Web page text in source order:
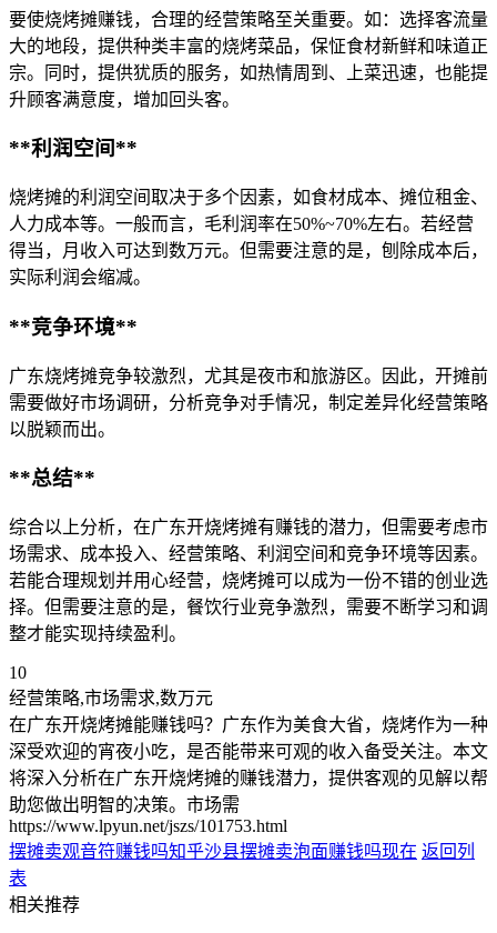
要使烧烤摊赚钱，合理的经营策略至关重要。如：选择客流量
大的地段，提供种类丰富的烧烤菜品，保怔食材新鲜和味道正
宗。同时，提供犹质的服务，如热情周到、上菜迅速，也能提
升顾客满意度，增加回头客。
**利润空间**
烧烤摊的利润空间取决于多个因素，如食材成本、摊位租金、
人力成本等。一般而言，毛利润率在50%~70%左右。若经营
得当，月收入可达到数万元。但需要注意的是，刨除成本后，
实际利润会缩减。
**竞争环境**
广东烧烤摊竞争较激烈，尤其是夜市和旅游区。因此，开摊前
需要做好市场调研，分析竞争对手情况，制定差异化经营策略
以脱颖而出。
**总结**
综合以上分析，在广东开烧烤摊有赚钱的潜力，但需要考虑市
场需求、成本投入、经营策略、利润空间和竞争环境等因素。
若能合理规划并用心经营，烧烤摊可以成为一份不错的创业选
择。但需要注意的是，餐饮行业竞争激烈，需要不断学习和调
整才能实现持续盈利。
10
经营策略,市场需求,数万元
在广东开烧烤摊能赚钱吗？广东作为美食大省，烧烤作为一种
深受欢迎的宵夜小吃，是否能带来可观的收入备受关注。本文
将深入分析在广东开烧烤摊的赚钱潜力，提供客观的见解以帮
助您做出明智的决策。市场需
https://www.lpyun.net/jszs/101753.html
摆摊卖观音符赚钱吗知乎沙县摆摊卖泡面赚钱吗现在 返回列
表
相关推荐